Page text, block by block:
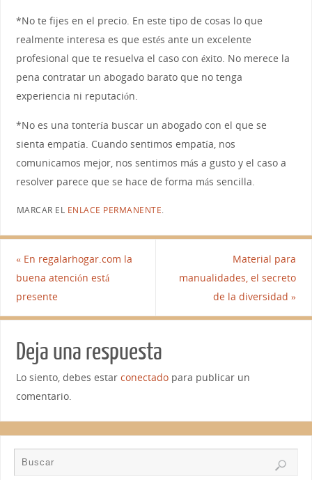
*No te fijes en el precio. En este tipo de cosas lo que
realmente interesa es que estés ante un excelente
profesional que te resuelva el caso con éxito. No merece la
pena contratar un abogado barato que no tenga
experiencia ni reputación.
*No es una tontería buscar un abogado con el que se
sienta empatía. Cuando sentimos empatía, nos
comunicamos mejor, nos sentimos más a gusto y el caso a
resolver parece que se hace de forma más sencilla.
MARCAR EL ENLACE PERMANENTE.
«En regalarhogar.com la
buena atención está
presente
Material para
manualidades, el secreto
de la diversidad»
Deja una respuesta
Lo siento, debes estar conectadopara publicar un
comentario.